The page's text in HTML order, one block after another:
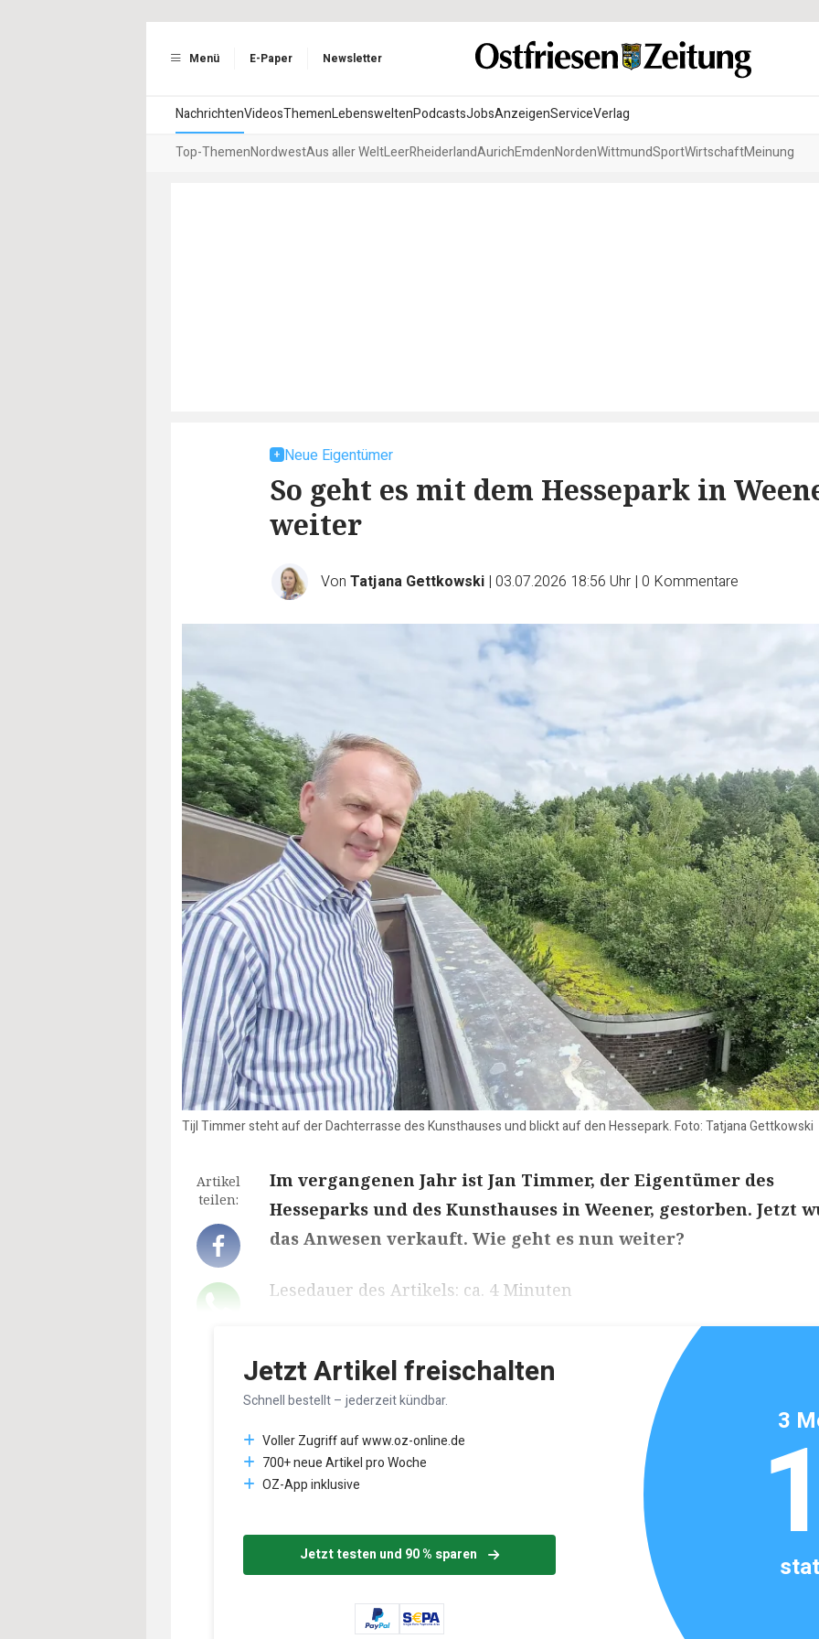
Menü E-Paper Newsletter
NachrichtenVideosThemenLebensweltenPodcastsJobsAnzeigenServiceVerlag
Top-ThemenNordwestAus aller WeltLeerRheiderlandAurichEmdenNordenWittmundSportWirtschaftMeinung
Neue Eigentümer
So geht es mit dem Hessepark in
weiter
Von Tatjana Gettkowski | 03.07.2026 18:56 Uhr | 0 Kommentare
Tijl Timmer steht auf der Dachterrasse des Kunsthauses und blickt auf den Hessepark. Foto: Tatjana Gettkowski
Artikel
teilen:
Im vergangenen Jahr ist Jan Timmer, der Eigentümer des
Hesseparks und des Kunsthauses in Weener, gestorben. Jetzt
das Anwesen verkauft. Wie geht es nun weiter?
Lesedauer des Artikels: ca. 4 Minuten
Jetzt Artikel freischalten
Schnell bestellt – jederzeit kündbar.
Voller Zugriff auf www.oz-online.de
700+ neue Artikel pro Woche
OZ-App inklusive
Jetzt testen und 90 % sparen
3